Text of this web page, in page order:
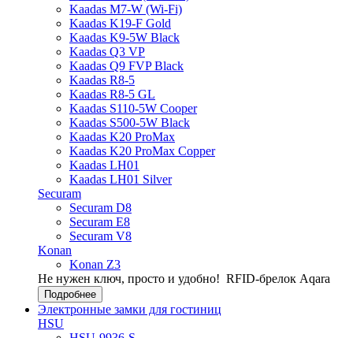
Kaadas M7-W (Wi-Fi)
Kaadas K19-F Gold
Kaadas K9-5W Black
Kaadas Q3 VP
Kaadas Q9 FVP Black
Kaadas R8-5
Kaadas R8-5 GL
Kaadas S110-5W Cooper
Kaadas S500-5W Black
Kaadas K20 ProMax
Kaadas K20 ProMax Copper
Kaadas LH01
Kaadas LH01 Silver
Securam
Securam D8
Securam E8
Securam V8
Konan
Konan Z3
Не нужен ключ, просто и удобно! RFID-брелок Aqara
Подробнее
Электронные замки для гостиниц
HSU